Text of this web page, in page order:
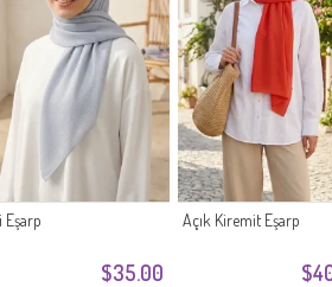
$35.00
Eşarp Açık Kiremit Eşarp